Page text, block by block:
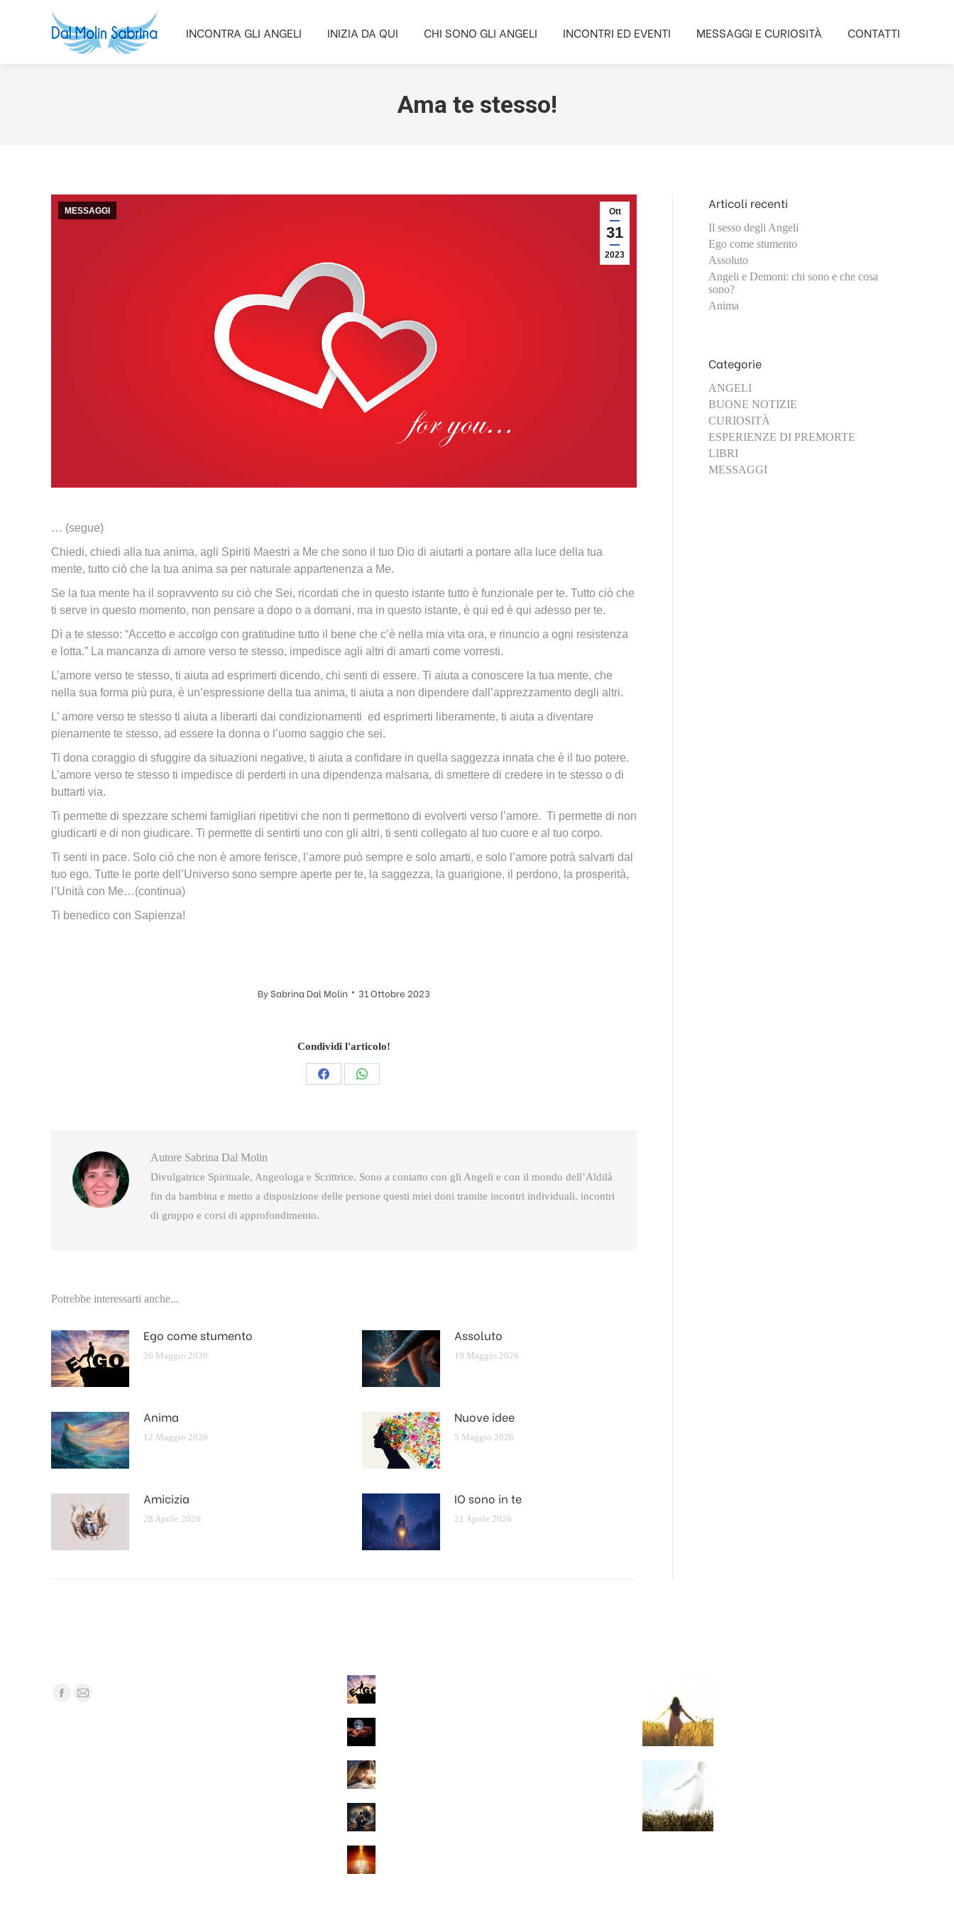
INCONTRA GLI ANGELI INIZIA DA QUI CHI SONO GLI ANGELI INCONTRI ED EVENTI MESSAGGI E CURIOSITÀ CONTATTI
Ama te stesso!
Ott
31
2023
MESSAGGI
… (segue)
Chiedi, chiedi alla tua anima, agli Spiriti Maestri a Me che sono il tuo Dio di aiutarti a portare alla luce della tua
mente, tutto ciò che la tua anima sa per naturale appartenenza a Me.
Se la tua mente ha il sopravvento su ciò che Sei, ricordati che in questo istante tutto è funzionale per te. Tutto ciò che
ti serve in questo momento, non pensare a dopo o a domani, ma in questo istante, è qui ed è qui adesso per te.
Dì a te stesso: “Accetto e accolgo con gratitudine tutto il bene che c’è nella mia vita ora, e rinuncio a ogni resistenza
e lotta.” La mancanza di amore verso te stesso, impedisce agli altri di amarti come vorresti.
L’amore verso te stesso, ti aiuta ad esprimerti dicendo, chi senti di essere. Ti aiuta a conoscere la tua mente, che
nella sua forma più pura, è un’espressione della tua anima, ti aiuta a non dipendere dall’apprezzamento degli altri.
L’ amore verso te stesso ti aiuta a liberarti dai condizionamenti ed esprimerti liberamente, ti aiuta a diventare
pienamente te stesso, ad essere la donna o l’uomo saggio che sei.
Ti dona coraggio di sfuggire da situazioni negative, ti aiuta a confidare in quella saggezza innata che è il tuo potere.
L’amore verso te stesso ti impedisce di perderti in una dipendenza malsana, di smettere di credere in te stesso o di
buttarti via.
Ti permette di spezzare schemi famigliari ripetitivi che non ti permettono di evolverti verso l’amore. Ti permette di non
giudicarti e di non giudicare. Ti permette di sentirti uno con gli altri, ti senti collegato al tuo cuore e al tuo corpo.
Ti senti in pace. Solo ciò che non è amore ferisce, l’amore può sempre e solo amarti, e solo l’amore potrà salvarti dal
tuo ego. Tutte le porte dell’Universo sono sempre aperte per te, la saggezza, la guarigione, il perdono, la prosperità,
l’Unità con Me…(continua)
Ti benedico con Sapienza!
BySabrina Dal Molin 31 Ottobre 2023
Condividi l'articolo!
CondividiCondividi
Autore Sabrina Dal Molin
Divulgatrice Spirituale, Angeologa e Scrittrice. Sono a contatto con gli Angeli e con il mondo dell’Aldilà
fin da bambina e metto a disposizione delle persone questi miei doni tramite incontri individuali, incontri
di gruppo e corsi di approfondimento.
Potrebbe interessarti anche...
Ego come stumento
26 Maggio 2026
Assoluto
19 Maggio 2026
Anima
12 Maggio 2026
Nuove idee
5 Maggio 2026
Amicizia
28 Aprile 2026
IO sono in te
21 Aprile 2026
Articoli recenti
Il sesso degli Angeli
Ego come stumento
Assoluto
Angeli e Demoni: chi sono e che cosa
sono?
Anima
Categorie
ANGELI
BUONE NOTIZIE
CURIOSITÀ
ESPERIENZE DI PREMORTE
LIBRI
MESSAGGI
MESSAGGI E CURIOSITÀ